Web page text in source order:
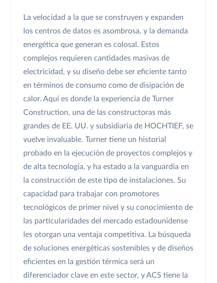
La velocidad a la que se construyen y expanden
los centros de datos es asombrosa, y la demanda
energética que generan es colosal. Estos
complejos requieren cantidades masivas de
electricidad, y su diseño debe ser eficiente tanto
en términos de consumo como de disipación de
calor. Aquí es donde la experiencia de Turner
Construction, una de las constructoras más
grandes de EE. UU. y subsidiaria de HOCHTIEF, se
vuelve invaluable. Turner tiene un historial
probado en la ejecución de proyectos complejos y
de alta tecnología, y ha estado a la vanguardia en
la construcción de este tipo de instalaciones. Su
capacidad para trabajar con promotores
tecnológicos de primer nivel y su conocimiento de
las particularidades del mercado estadounidense
les otorgan una ventaja competitiva. La búsqueda
de soluciones energéticas sostenibles y de diseños
eficientes en la gestión térmica será un
diferenciador clave en este sector, y ACS tiene la